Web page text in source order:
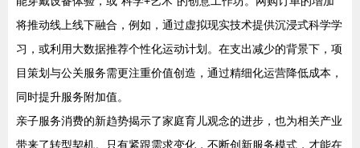
将推动线上线下融合，例如，通过虚拟现实技术提供沉浸式科学学
习，或利用大数据推荐个性化运动计划。在支出减少的背景下，项
目策划与公关服务需更注重价值创造，通过精细化运营降低成本，
同时提升服务附加值。
亲子服务消费的新趋势揭示了家庭育儿观念的进步，也为相关产业
带来了转型契机。只有紧跟需求变化，不断创新服务模式，才能在